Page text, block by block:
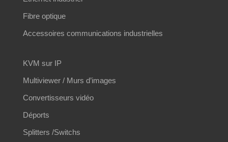
Fibre optique
Accessoires communications industrielles
KVM sur IP
Multiviewer / Murs d’images
Convertisseurs vidéo
Déports
Splitters /Switchs